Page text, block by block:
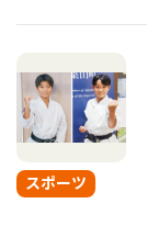
スポーツ